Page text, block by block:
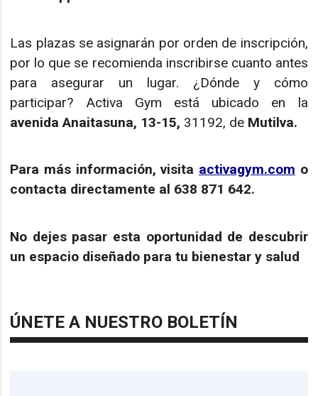
Las plazas se asignarán por orden de inscripción,
por lo que se recomienda inscribirse cuanto antes
para asegurar un lugar. ¿Dónde y cómo
participar? Activa Gym está ubicado en la
avenida Anaitasuna, 13-15, 31192, de Mutilva.
Para más información, visita activagym.com o
contacta directamente al 638 871 642.
No dejes pasar esta oportunidad de descubrir
un espacio diseñado para tu bienestar y salud
ÚNETE A NUESTRO BOLETÍN